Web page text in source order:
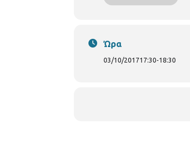
Ώρα
03/10/201717:30-18:30